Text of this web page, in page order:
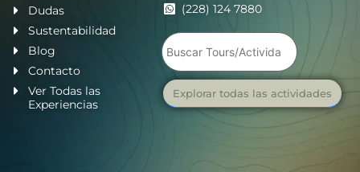
Dudas
Sustentabilidad
Blog
Contacto
Ver Todas las
Experiencias
(228) 124 7880
Explorar todas las actividades